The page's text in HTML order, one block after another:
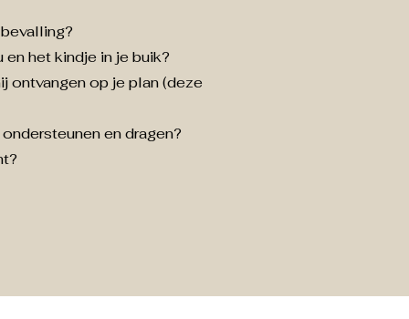
en het kindje in je buik?
ontvangen op je plan (deze
en dragen?